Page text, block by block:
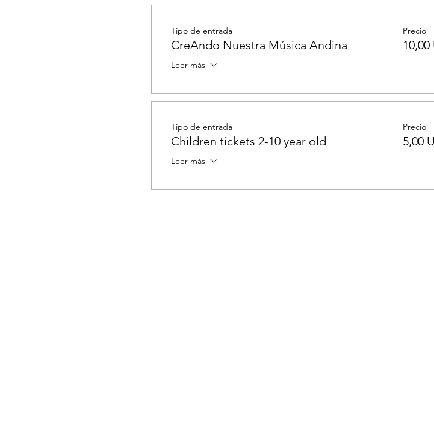
Tipo de entrada
CreAndo Nuestra Música Andina
Leer más
Precio
10,00
Tipo de entrada
Children tickets 2-10 year old
Leer más
Precio
5,00